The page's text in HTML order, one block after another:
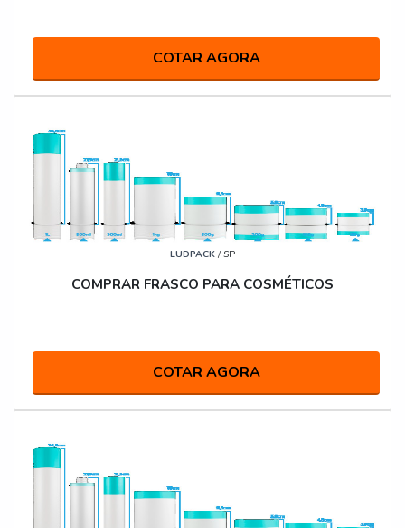
COTAR AGORA
LUDPACK / SP
COMPRAR FRASCO PARA COSMÉTICOS
COTAR AGORA